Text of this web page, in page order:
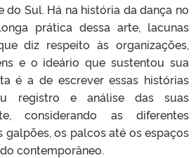
do Sul. Há na história da dança no
prática dessa arte, lacunas
diz respeito às organizações,
e o ideário que sustentou sua
é a de escrever essas histórias
registro e análise das suas
considerando as diferentes
galpões, os palcos até os espaços
contemporâneo.